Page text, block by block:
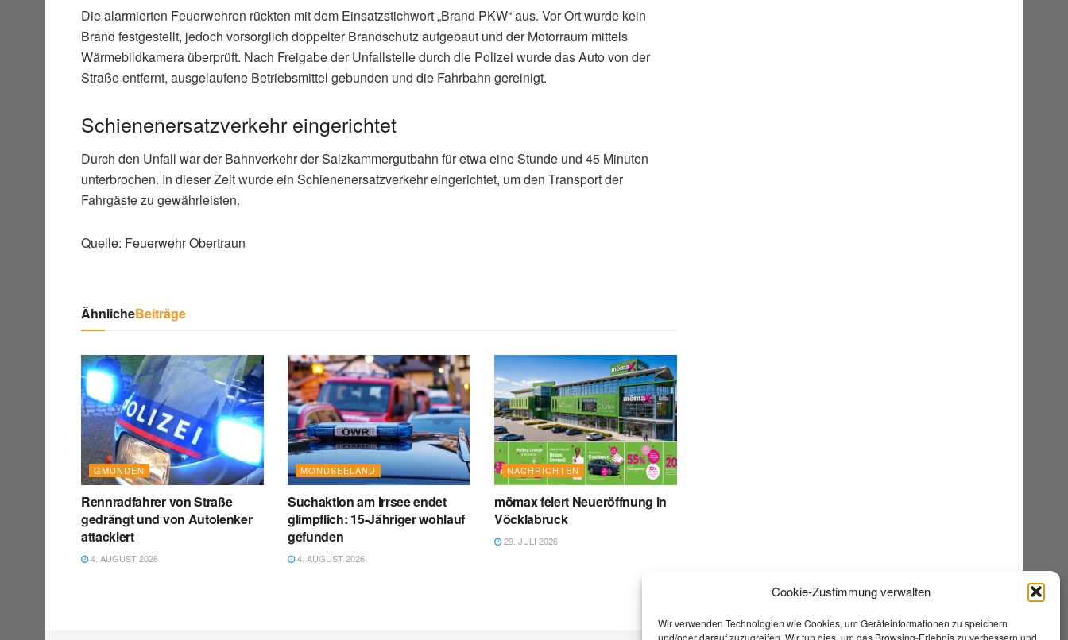
Cookie-Zustimmung verwalten
Wir verwenden Technologien wie Cookies, um Geräteinformationen zu speichern
und/oder darauf zuzugreifen. Wir tun dies, um das Browsing-Erlebnis zu verbessern und
Die alarmierten Feuerwehren rückten mit dem Einsatzstichwort „Brand PKW“ aus. Vor Ort wurde kein
Brand festgestellt, jedoch vorsorglich doppelter Brandschutz aufgebaut und der Motorraum mittels
Wärmebildkamera überprüft. Nach Freigabe der Unfallstelle durch die Polizei wurde das Auto von der
Straße entfernt, ausgelaufene Betriebsmittel gebunden und die Fahrbahn gereinigt.
Schienenersatzverkehr eingerichtet
Durch den Unfall war der Bahnverkehr der Salzkammergutbahn für etwa eine Stunde und 45 Minuten
unterbrochen. In dieser Zeit wurde ein Schienenersatzverkehr eingerichtet, um den Transport der
Fahrgäste zu gewährleisten.
Quelle: Feuerwehr Obertraun
ÄhnlicheBeiträge
GMUNDEN
Rennradfahrer von Straße
gedrängt und von Autolenker
attackiert
4. AUGUST 2026
MONDSEELAND
Suchaktion am Irrsee endet
glimpflich: 15-Jähriger wohlauf
gefunden
4. AUGUST 2026
NACHRICHTEN
mömax feiert Neueröffnung in
Vöcklabruck
29. JULI 2026